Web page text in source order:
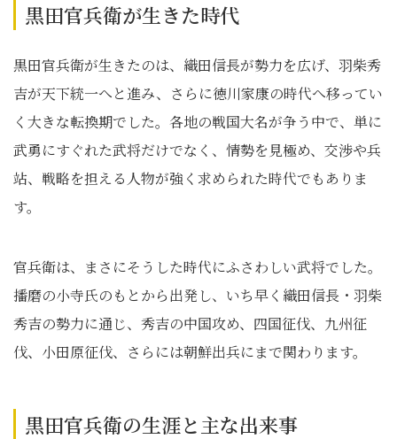
黒田官兵衛が生きた時代
黒田官兵衛が生きたのは、織田信長が勢力を広げ、羽柴秀
吉が天下統一へと進み、さらに徳川家康の時代へ移ってい
く大きな転換期でした。各地の戦国大名が争う中で、単に
武勇にすぐれた武将だけでなく、情勢を見極め、交渉や兵
站、戦略を担える人物が強く求められた時代でもありま
す。
官兵衛は、まさにそうした時代にふさわしい武将でした。
播磨の小寺氏のもとから出発し、いち早く織田信長・羽柴
秀吉の勢力に通じ、秀吉の中国攻め、四国征伐、九州征
伐、小田原征伐、さらには朝鮮出兵にまで関わります。
黒田官兵衛の生涯と主な出来事